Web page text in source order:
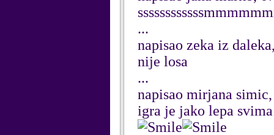
...
napisao zeka iz
nije losa
...
napisao mirjana
igra je jako lepa